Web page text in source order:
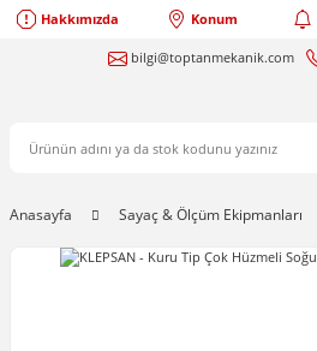
Hakkımızda Konum
bilgi@toptanmekanik.com
Anasayfa Sayaç & Ölçüm Ekipmanları